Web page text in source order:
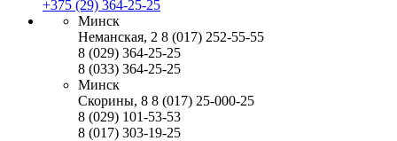
+375 (29) 364-25-25
Минск
Неманская, 2 8 (017) 252-55-55
8 (029) 364-25-25
8 (033) 364-25-25
Минск
Скорины, 8 8 (017) 25-000-25
8 (029) 101-53-53
8 (017) 303-19-25